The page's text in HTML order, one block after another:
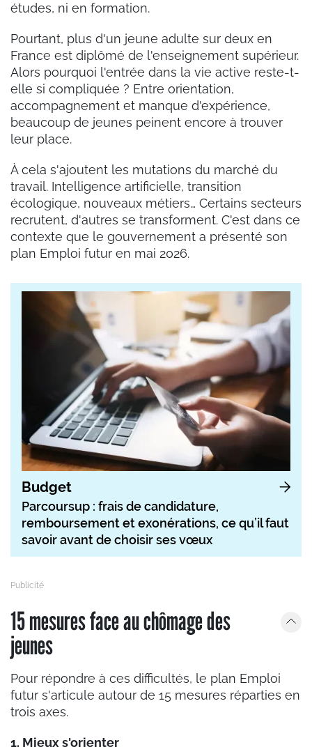
études, ni en formation.
Pourtant, plus d'un jeune adulte sur deux en
France est diplômé de l'enseignement supérieur.
Alors pourquoi l'entrée dans la vie active reste-t-
elle si compliquée ? Entre orientation,
accompagnement et manque d'expérience,
beaucoup de jeunes peinent encore à trouver
leur place.
À cela s'ajoutent les mutations du marché du
travail. Intelligence artificielle, transition
écologique, nouveaux métiers… Certains secteurs
recrutent, d'autres se transforment. C'est dans ce
contexte que le gouvernement a présenté son
plan Emploi futur en mai 2026.
Budget
Parcoursup : frais de candidature,
remboursement et exonérations, ce qu’il faut
savoir avant de choisir ses vœux
15 mesures face au chômage des
jeunes
Pour répondre à ces difficultés, le plan Emploi
futur s'articule autour de 15 mesures réparties en
trois axes.
1. Mieux s'orienter